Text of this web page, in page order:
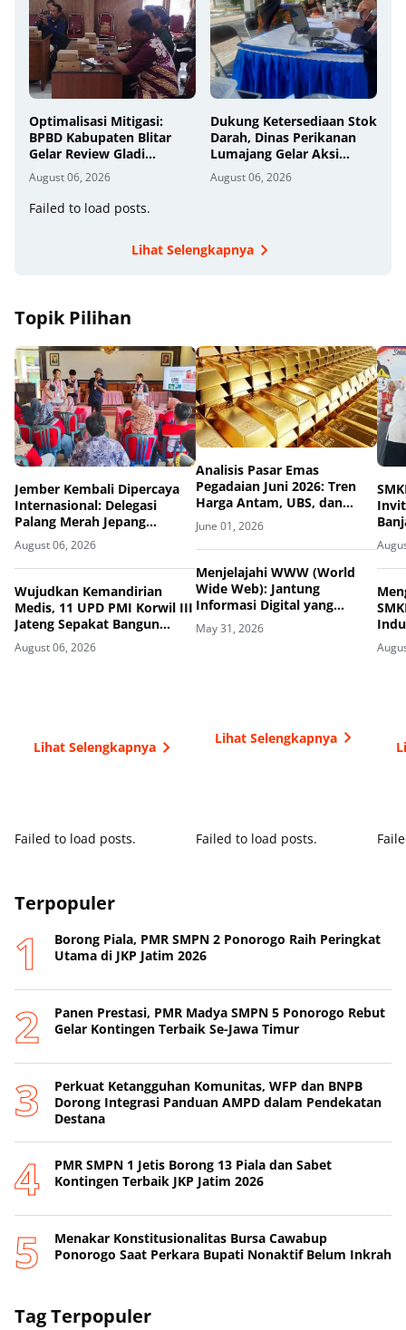
Optimalisasi Mitigasi:
BPBD Kabupaten Blitar
Gelar Review Gladi
Kontinjensi Erupsi Gunung
Kelud
August 06, 2026
Dukung Ketersediaan Stok
Darah, Dinas Perikanan
Lumajang Gelar Aksi
Donor Darah
August 06, 2026
Failed to load posts.
Lihat Selengkapnya
Topik Pilihan
Jember Kembali Dipercaya
Internasional: Delegasi
Palang Merah Jepang
Perkuat Kesiapsiagaan
Bencana di Kawasan Pesisir
dan Sekolah
August 06, 2026
Wujudkan Kemandirian
Medis, 11 UPD PMI Korwil III
Jateng Sepakat Bangun
Jejaring Plasma Fraksionasi
Berkualitas CPOB
August 06, 2026
Lihat Selengkapnya
Failed to load posts.
Analisis Pasar Emas
Pegadaian Juni 2026: Tren
Harga Antam, UBS, dan
Galeri24 yang Kompak Stabil
June 01, 2026
Menjelajahi WWW (World
Wide Web): Jantung
Informasi Digital yang
Mengubah Peradaban
Manusia
May 31, 2026
Lihat Selengkapnya
Failed to load posts.
Tim
Terpopuler
Borong Piala, PMR SMPN 2 Ponorogo Raih Peringkat
Utama di JKP Jatim 2026
Panen Prestasi, PMR Madya SMPN 5 Ponorogo Rebut
Gelar Kontingen Terbaik Se-Jawa Timur
Perkuat Ketangguhan Komunitas, WFP dan BNPB
Dorong Integrasi Panduan AMPD dalam Pendekatan
Destana
PMR SMPN 1 Jetis Borong 13 Piala dan Sabet
Kontingen Terbaik JKP Jatim 2026
Menakar Konstitusionalitas Bursa Cawabup
Ponorogo Saat Perkara Bupati Nonaktif Belum Inkrah
Tag Terpopuler